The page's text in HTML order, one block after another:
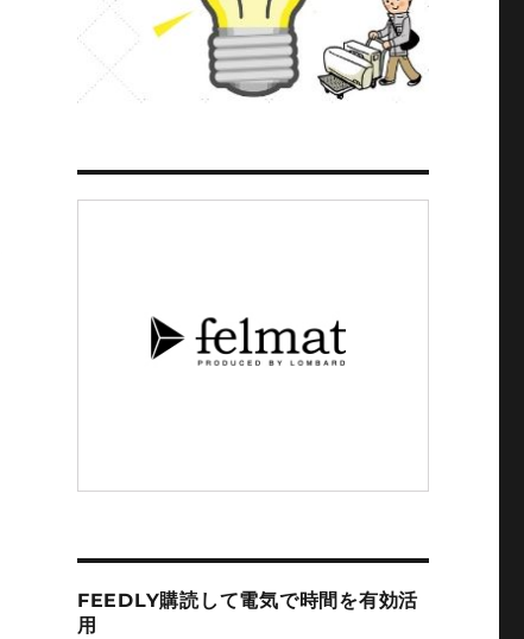
FEEDLY購読して電気で時間を有効活
用